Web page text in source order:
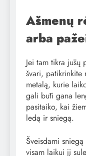
Ašmenų
arba
Jei tam tikra jūsų
švari, patikrinkite
metalą, kurie
gali būti gana
pasitaiko, kai
ledą ir sniegą.
Šveisdami
visam laikui jį